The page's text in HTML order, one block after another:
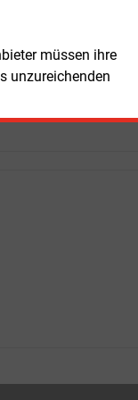
müssen ihre
unzureichenden